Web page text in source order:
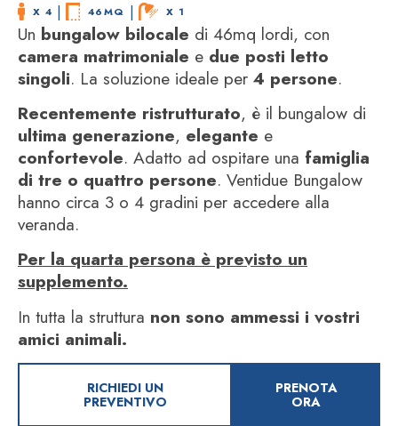
X 4 | 46MQ | X 1
Un bungalow bilocale di 46mq lordi, con
camera matrimoniale e due posti letto
singoli. La soluzione ideale per 4 persone.
Recentemente ristrutturato, è il bungalow di
ultima generazione, elegante e
confortevole. Adatto ad ospitare una famiglia
di tre o quattro persone. Ventidue Bungalow
hanno circa 3 o 4 gradini per accedere alla
veranda.
Per la quarta persona è previsto un
supplemento.
In tutta la struttura non sono ammessi i vostri
amici animali.
RICHIEDI UN
PREVENTIVO
PRENOTA
ORA